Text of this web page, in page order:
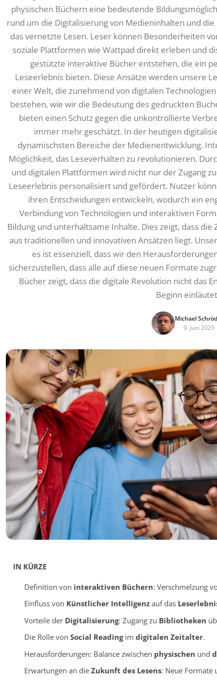
physischen Büchern eine bedeutende
rund um die Digitalisierung von Medieninhalten und
das vernetzte Lesen. Leser können Besonderheiten
soziale Plattformen wie Wattpad direkt erleben und
gestützte interaktive Bücher entstehen, die ein
Leseerlebnis bieten. Diese Ansätze werden unsere
einer Welt, die zunehmend von digitalen
bestehen, wie wir die Bedeutung des gedruckten
bieten einen Schutz gegen die unkontrollierte
immer mehr geschätzt. In der heutigen
dynamischsten Bereiche der Medienentwicklung.
Möglichkeit, das Leseverhalten zu revolutionieren.
und digitalen Plattformen wird nicht nur der Zugang
Leseerlebnis personalisiert und gefördert. Nutzer
ihren Entscheidungen entwickeln, wodurch ein
Verbindung von Technologien und interaktiven
Bildung und unterhaltsame Inhalte. Dies zeigt, dass
aus traditionellen und innovativen Ansätzen liegt.
es ist essenziell, dass wir den
sicherzustellen, dass alle auf diese neuen Formate
Bücher zeigt, dass die digitale Revolution nicht das
Beginn
Michael
9. Juni 2025
IN KÜRZE
Definition von interaktiven Büchern: Verschmelzung
Einfluss von Künstlicher Intelligenzauf das
Vorteile der Digitalisierung: Zugang zu Bibliotheken
Die Rolle von Social Readingim digitalen Zeitalter.
Herausforderungen: Balance zwischen physischen und
Erwartungen an die Zukunft des Lesens: Neue Formate